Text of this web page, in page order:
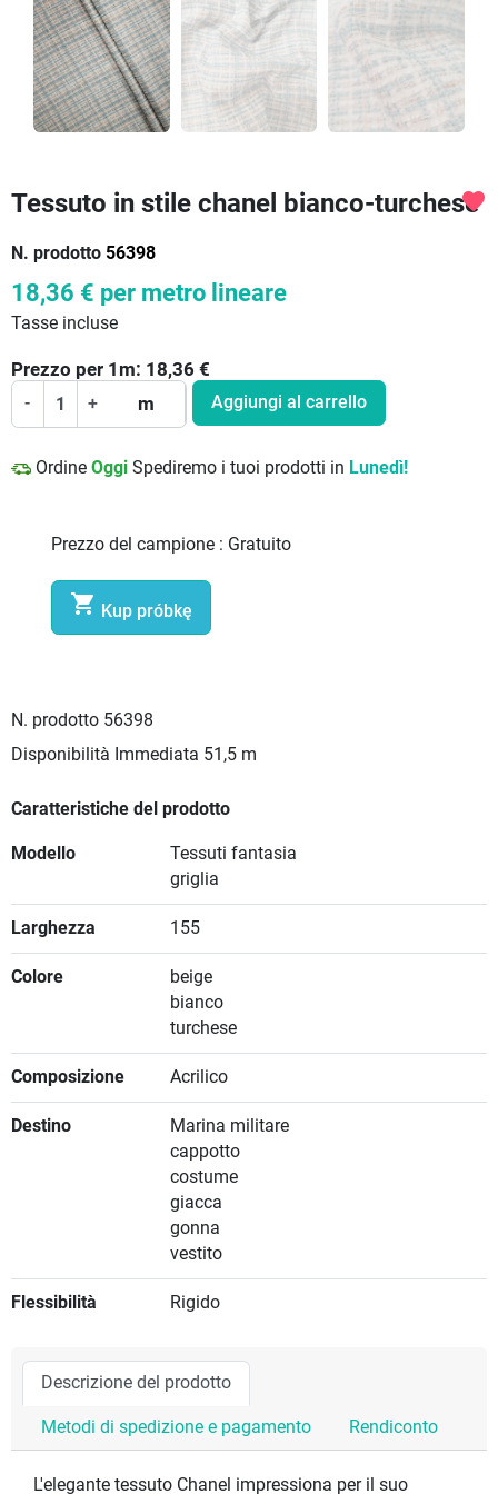
Tessuto in stile chanel bianco-turchese
N. prodotto 56398
favorite
18,36 € per metro lineare
Tasse incluse
Prezzo per 1 m: 18,36 €
- + m Aggiungi al carrello
Ordine Oggi Spediremo i tuoi prodotti in Lunedì!
Prezzo del campione : Gratuito
 Kup próbkę
N. prodotto 56398
Disponibilità Immediata 51,5 m
Caratteristiche del prodotto
Modello
Tessuti fantasia
griglia
Larghezza 155
Colore
beige
bianco
turchese
Composizione Acrilico
Destino
Marina militare
cappotto
costume
giacca
gonna
vestito
Flessibilità Rigido
Descrizione del prodotto
Metodi di spedizione e pagamento Rendiconto
L'elegante tessuto Chanel impressiona per il suo